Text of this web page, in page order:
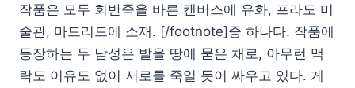
작품은 모두 회반죽을 바른 캔버스에 유화, 프라도 미
술관, 마드리드에 소재. [/footnote]중 하나다. 작품에
등장하는 두 남성은 발을 땅에 묻은 채로, 아무런 맥
락도 이유도 없이 서로를 죽일 듯이 싸우고 있다. 게